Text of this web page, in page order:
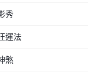
秀
運法
煞